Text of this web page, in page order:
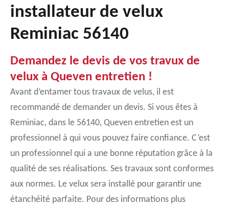
installateur de velux
Reminiac 56140
Demandez le devis de vos travux de
velux à Queven entretien !
Avant d’entamer tous travaux de velus, il est
recommandé de demander un devis. Si vous êtes à
Reminiac, dans le 56140, Queven entretien est un
professionnel à qui vous pouvez faire confiance. C’est
un professionnel qui a une bonne réputation grâce à la
qualité de ses réalisations. Ses travaux sont conformes
aux normes. Le velux sera installé pour garantir une
étanchéité parfaite. Pour des informations plus